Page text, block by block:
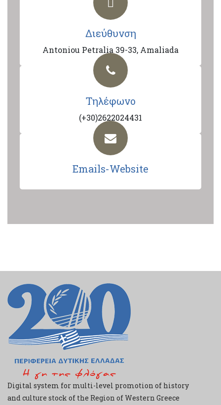
Διεύθυνση
Antoniou Petralia 39-33, Amaliada
Τηλέφωνο
(+30)2622024431
Emails-Website
Digital system for multi-level promotion of history
and culture stock of the Region of Western Greece